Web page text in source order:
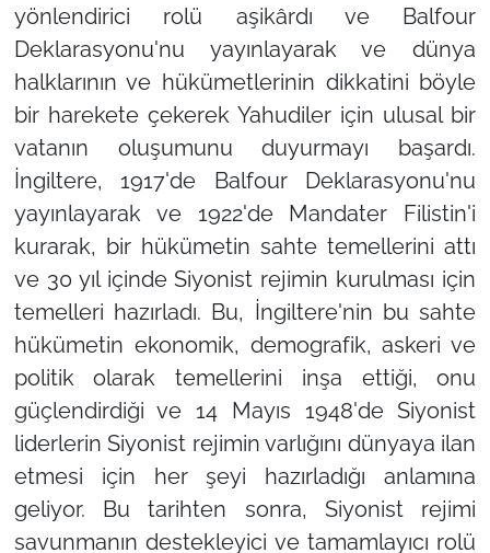
yönlendirici rolü aşikârdı ve Balfour
Deklarasyonu'nu yayınlayarak ve dünya
halklarının ve hükümetlerinin dikkatini böyle
bir harekete çekerek Yahudiler için ulusal bir
vatanın oluşumunu duyurmayı başardı.
İngiltere, 1917'de Balfour Deklarasyonu'nu
yayınlayarak ve 1922'de Mandater Filistin'i
kurarak, bir hükümetin sahte temellerini attı
ve 30 yıl içinde Siyonist rejimin kurulması için
temelleri hazırladı. Bu, İngiltere'nin bu sahte
hükümetin ekonomik, demografik, askeri ve
politik olarak temellerini inşa ettiği, onu
güçlendirdiği ve 14 Mayıs 1948'de Siyonist
liderlerin Siyonist rejimin varlığını dünyaya ilan
etmesi için her şeyi hazırladığı anlamına
geliyor. Bu tarihten sonra, Siyonist rejimi
savunmanın destekleyici ve tamamlayıcı rolü